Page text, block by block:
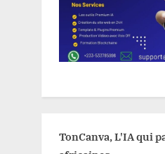
TonCanva, L'IA qui